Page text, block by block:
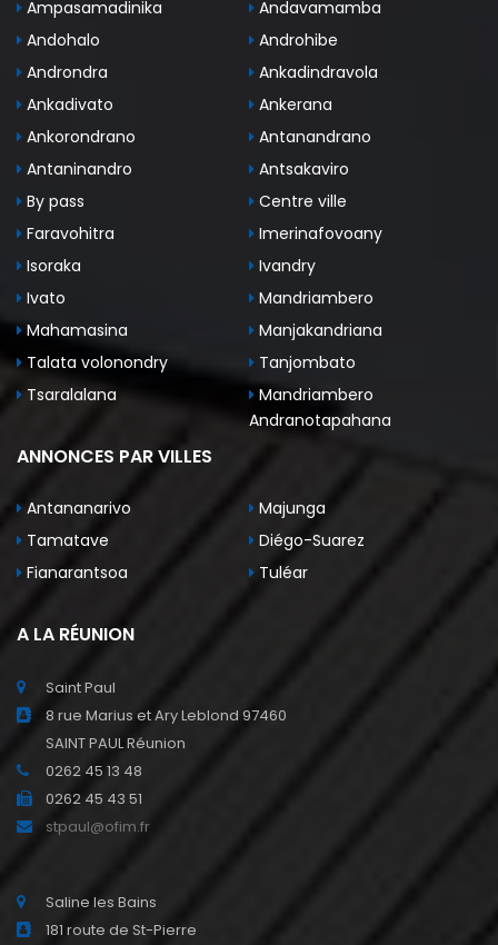
Ampasamadinika
Andavamamba
Andohalo
Androhibe
Androndra
Ankadindravola
Ankadivato
Ankerana
Ankorondrano
Antanandrano
Antaninandro
Antsakaviro
By pass
Centre ville
Faravohitra
Imerinafovoany
Isoraka
Ivandry
Ivato
Mandriambero
Mahamasina
Manjakandriana
Talata volonondry
Tanjombato
Tsaralalana
Mandriambero
Andranotapahana
ANNONCES PAR VILLES
Antananarivo
Majunga
Tamatave
Diégo-Suarez
Fianarantsoa
Tuléar
A LA RÉUNION
Saint Paul
8 rue Marius et Ary Leblond 97460
SAINT PAUL Réunion
0262 45 13 48
0262 45 43 51
stpaul@ofim.fr
Saline les Bains
181 route de St-Pierre